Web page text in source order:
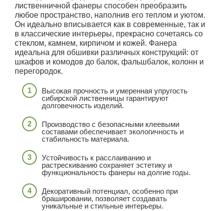
лиственничной фанеры способен преобразить
любое пространство, наполнив его теплом и уютом.
Он идеально вписывается как в современные, так и
в классические интерьеры, прекрасно сочетаясь со
стеклом, камнем, кирпичом и кожей. Фанера
идеальна для обшивки различных конструкций: от
шкафов и комодов до балок, фальшбалок, колонн и
перегородок.
Высокая прочность и умеренная упругость
сибирской лиственницы гарантируют
долговечность изделий.
Производство с безопасными клеевыми
составами обеспечивает экологичность и
стабильность материала.
Устойчивость к расслаиванию и
растрескиванию сохраняет эстетику и
функциональность фанеры на долгие годы.
Декоративный потенциал, особенно при
брашировании, позволяет создавать
уникальные и стильные интерьеры.